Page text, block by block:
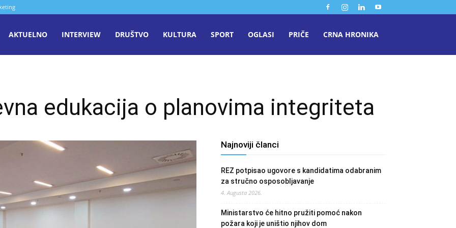
AKTUELNO INTERVIEW DRUŠTVO KULTURA SPORT OGLASI PRIČE CRNA HRONIKA
edukacija o planovima integriteta
Najnoviji članci
REZ potpisao ugovore s kandidatima odabranim
za stručno osposobljavanje
4. Augusta 2026.
Ministarstvo će hitno pružiti pomoć nakon
požara koji je uništio njihov dom